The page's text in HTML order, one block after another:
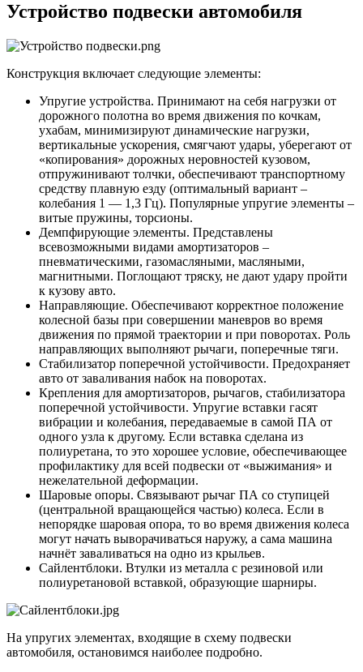
Устройство подвески автомобиля
Конструкция включает следующие элементы:
Упругие устройства. Принимают на себя нагрузки от
дорожного полотна во время движения по кочкам,
ухабам, минимизируют динамические нагрузки,
вертикальные ускорения, смягчают удары, уберегают от
«копирования» дорожных неровностей кузовом,
отпружинивают толчки, обеспечивают транспортному
средству плавную езду (оптимальный вариант –
колебания 1 — 1,3 Гц). Популярные упругие элементы –
витые пружины, торсионы.
Демпфирующие элементы. Представлены
всевозможными видами амортизаторов –
пневматическими, газомасляными, масляными,
магнитными. Поглощают тряску, не дают удару пройти
к кузову авто.
Направляющие. Обеспечивают корректное положение
колесной базы при совершении маневров во время
движения по прямой траектории и при поворотах. Роль
направляющих выполняют рычаги, поперечные тяги.
Стабилизатор поперечной устойчивости. Предохраняет
авто от заваливания набок на поворотах.
Крепления для амортизаторов, рычагов, стабилизатора
поперечной устойчивости. Упругие вставки гасят
вибрации и колебания, передаваемые в самой ПА от
одного узла к другому. Если вставка сделана из
полиуретана, то это хорошее условие, обеспечивающее
профилактику для всей подвески от «выжимания» и
нежелательной деформации.
Шаровые опоры. Связывают рычаг ПА со ступицей
(центральной вращающейся частью) колеса. Если в
непорядке шаровая опора, то во время движения колеса
могут начать выворачиваться наружу, а сама машина
начнёт заваливаться на одно из крыльев.
Сайлентблоки. Втулки из металла с резиновой или
полиуретановой вставкой, образующие шарниры.
На упругих элементах, входящие в схему подвески
автомобиля, остановимся наиболее подробно.